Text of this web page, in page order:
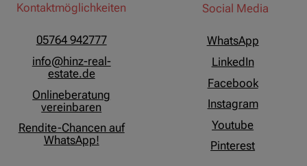
Kontaktmöglichkeiten
05764 942777
info@hinz-real-
estate.de
Onlineberatung
vereinbaren
Rendite-Chancen auf
WhatsApp!
Social Media
WhatsApp
LinkedIn
Facebook
Instagram
Youtube
Pinterest